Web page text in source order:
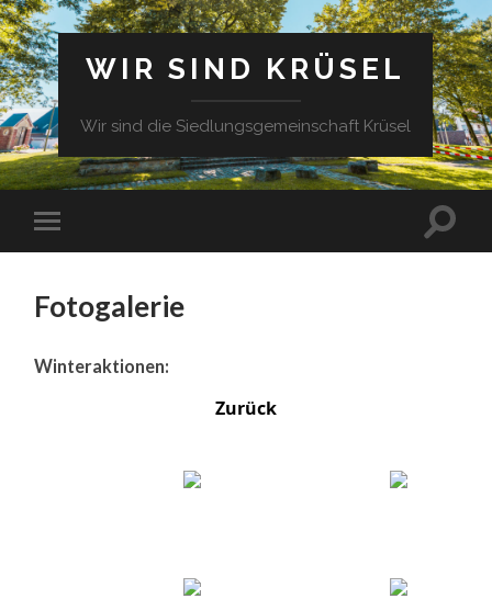
WIR SIND KRÜSEL
Wir sind die Siedlungsgemeinschaft Krüsel
Fotogalerie
Winteraktionen:
Zurück